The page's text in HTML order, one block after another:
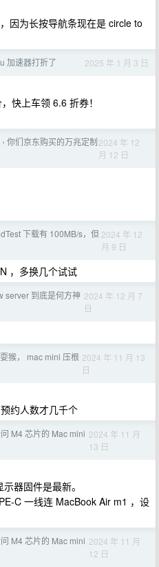
因为长按导航条现在是 circle to
加速器打折了 2025 年 1 月 3 日
快上车领 6.6 折券！
› 你们京东购买的万兆定制2024 年 12
月 12 日
下载有 100MB/s，但 2024 年 12
月 9 日
，多换几个试试
server 到底是何方神 2024 年 12 月 7
日
猴， mac mini 压根 2024 年 11 月 13
日
约人数才几千个
M4 芯片的 Mac mini 2024 年 11 月
13 日
器固件是最新。
C 一线连 MacBook Air m1 ，设
M4 芯片的 Mac mini 2024 年 11 月
12 日